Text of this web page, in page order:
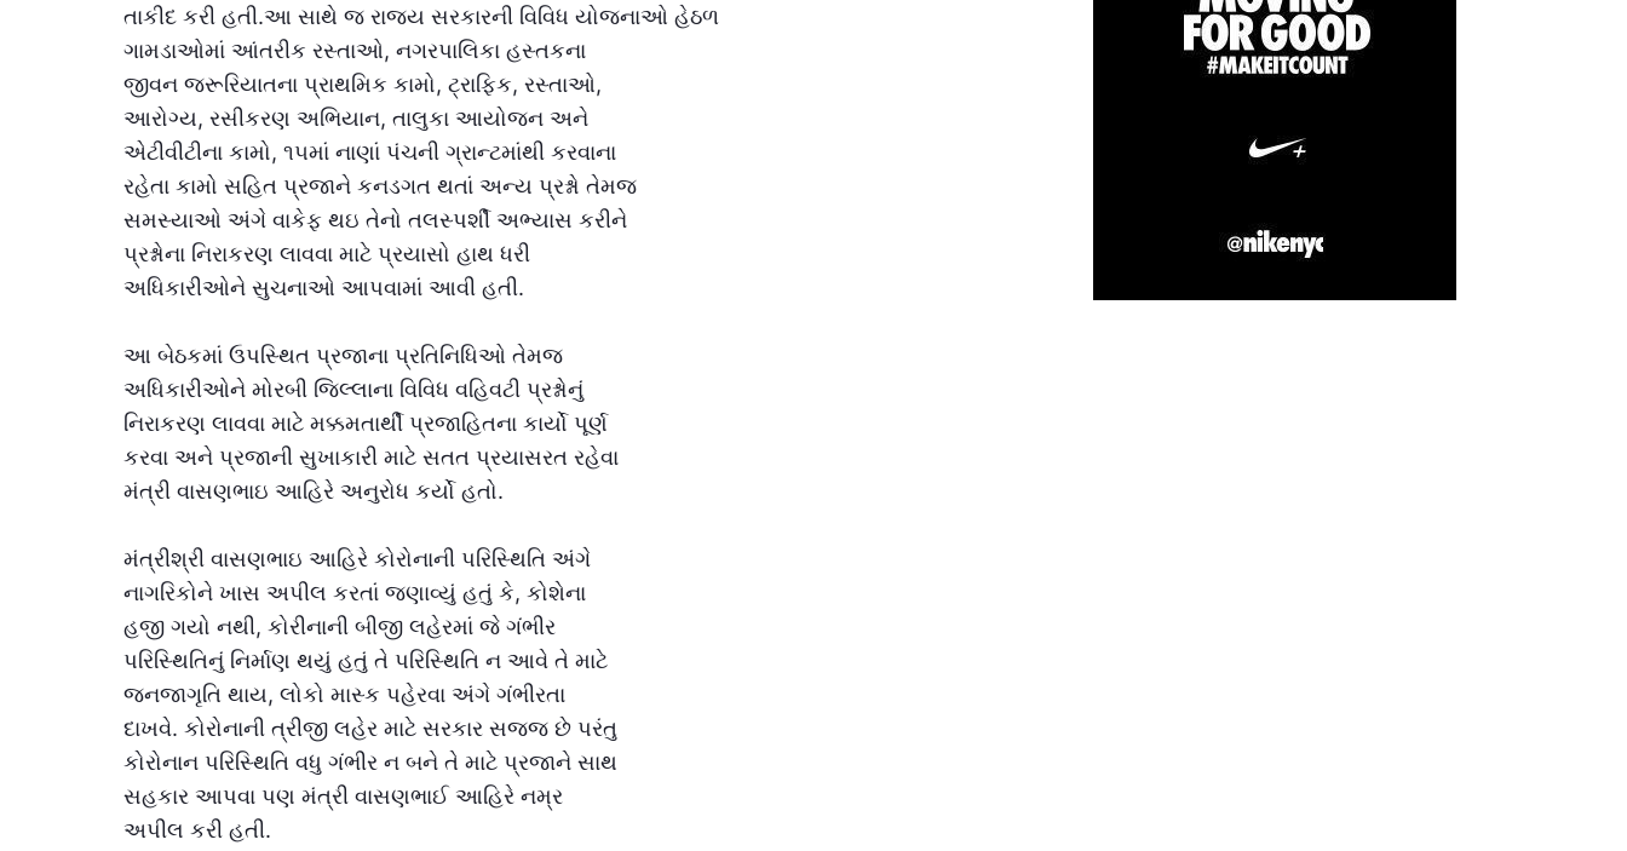
તાકીદ કરી હતી.આ સાથે જ રાજ્ય સરકારની વિવિધ યોજનાઓ હેઠળ
ગામડાઓમાં આંતરીક રસ્તાઓ, નગરપાલિકા હસ્તકના
જીવન જરૂરિયાતના પ્રાથમિક કામો, ટ્રાફિક, રસ્તાઓ,
આરોગ્ય, રસીકરણ અભિયાન, તાલુકા આયોજન અને
એટીવીટીના કામો, ૧૫માં નાણાં પંચની ગ્રાન્ટમાંથી કરવાના
રહેતા કામો સહિત પ્રજાને કનડગત થતાં અન્ય પ્રશ્નો તેમજ
સમસ્યાઓ અંગે વાકેફ થઇ તેનો તલસ્પર્શી અભ્યાસ કરીને
પ્રશ્નોના નિરાકરણ લાવવા માટે પ્રયાસો હાથ ધરી
અધિકારીઓને સુચનાઓ આપવામાં આવી હતી.
આ બેઠકમાં ઉપસ્થિત પ્રજાના પ્રતિનિધિઓ તેમજ
અધિકારીઓને મોરબી જિલ્લાના વિવિધ વહિવટી પ્રશ્નોનું
નિરાકરણ લાવવા માટે મક્કમતાર્થી પ્રજાહિતના કાર્યો પૂર્ણ
કરવા અને પ્રજાની સુખાકારી માટે સતત પ્રયાસરત રહેવા
મંત્રી વાસણભાઇ આહિરે અનુરોધ કર્યો હતો.
મંત્રીશ્રી વાસણભાઇ આહિરે કોરોનાની પરિસ્થિતિ અંગે
નાગરિકોને ખાસ અપીલ કરતાં જણાવ્યું હતું કે, કોશેના
હજી ગયો નથી, કોરીનાની બીજી લહેરમાં જે ગંભીર
પરિસ્થિતિનું નિર્માણ થયું હતું તે પરિસ્થિતિ ન આવે તે માટે
જનજાગૃતિ થાય, લોકો માસ્ક પહેરવા અંગે ગંભીરતા
દાખવે. કોરોનાની ત્રીજી લહેર માટે સરકાર સજ્જ છે પરંતુ
કોરોનાન પરિસ્થિતિ વધુ ગંભીર ન બને તે માટે પ્રજાને સાથ
સહકાર આપવા પણ મંત્રી વાસણભાઈ આહિરે નમ્ર
અપીલ કરી હતી.